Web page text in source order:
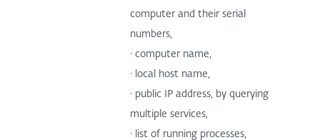
computer and their serial
numbers,
· computer name,
· local host name,
· public IP address, by querying
multiple services,
· list of running processes,